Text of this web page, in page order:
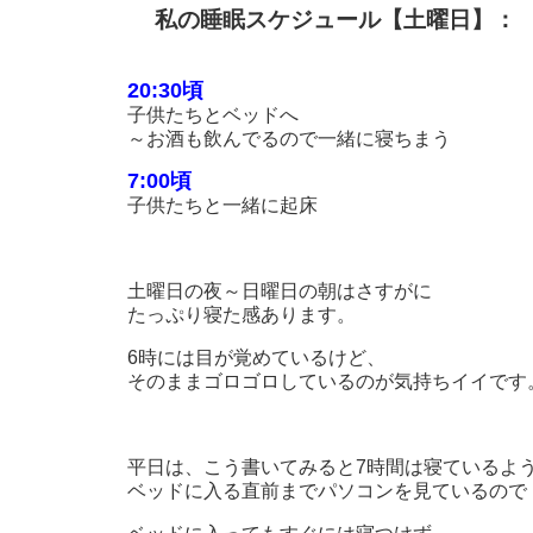
私の睡眠スケジュール【土曜日】：
20:30頃
子供たちとベッドへ
～お酒も飲んでるので一緒に寝ちまう
7:00頃
子供たちと一緒に起床
土曜日の夜～日曜日の朝はさすがに
たっぷり寝た感あります。
6時には目が覚めているけど、
そのままゴロゴロしているのが気持ちイイです
平日は、こう書いてみると7時間は寝ているよ
ベッドに入る直前までパソコンを見ているので